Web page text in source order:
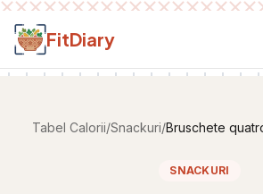
Salt la conținut
FitDiary
Tabel Calorii/Snackuri/Bruschete
SNACKURI